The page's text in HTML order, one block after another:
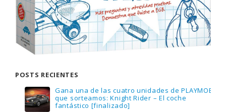
POSTS RECIENTES
Gana una de las cuatro unidades de PLAYMOBIL
que sorteamos: Knight Rider – El coche
fantástico [finalizado]